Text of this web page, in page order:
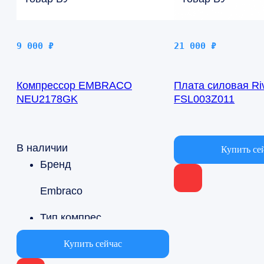
9 000 ₽
Компрессор EMBRACO
NEU2178GK
В наличии
Бренд
Embraco
Герметичный
Купить сейчас
21 000₽
Плата силовая
FSL003Z011
В наличииКупить